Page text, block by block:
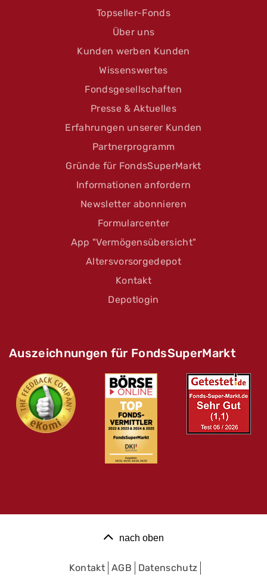
Topseller-Fonds
Über uns
Kunden werben Kunden
Wissenswertes
Fondsgesellschaften
Presse & Aktuelles
Erfahrungen unserer Kunden
Partnerprogramm
Gründe für FondsSuperMarkt
Informationen anfordern
Newsletter abonnieren
Formularcenter
App "Vermögensübersicht"
Altersvorsorgedepot
Kontakt
Depotlogin
Auszeichnungen für FondsSuperMarkt
nach oben
Kontakt AGB Datenschutz